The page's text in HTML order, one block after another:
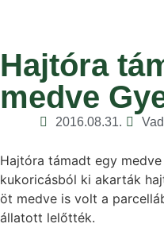
Hajtóra
medve
2016.08.31.
Hajtóra támadt egy
kukoricásból ki akarták
öt medve is volt a
állatott lelőtték.